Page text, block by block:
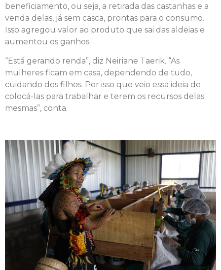
beneficiamento, ou seja, a retirada das castanhas e a
venda delas, já sem casca, prontas para o consumo.
Isso agregou valor ao produto que sai das aldeias e
aumentou os ganhos.
“Está gerando renda”, diz Neiriane Taerik. “As
mulheres ficam em casa, dependendo de tudo,
cuidando dos filhos. Por isso que veio essa ideia de
colocá-las para trabalhar e terem os recursos delas
mesmas”, conta.